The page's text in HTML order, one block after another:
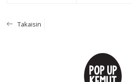
Takaisin